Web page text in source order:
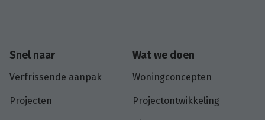
Snel naar
Verfrissende aanpak
Projecten
Wat we doen
Woningconcepten
Projectontwikkeling